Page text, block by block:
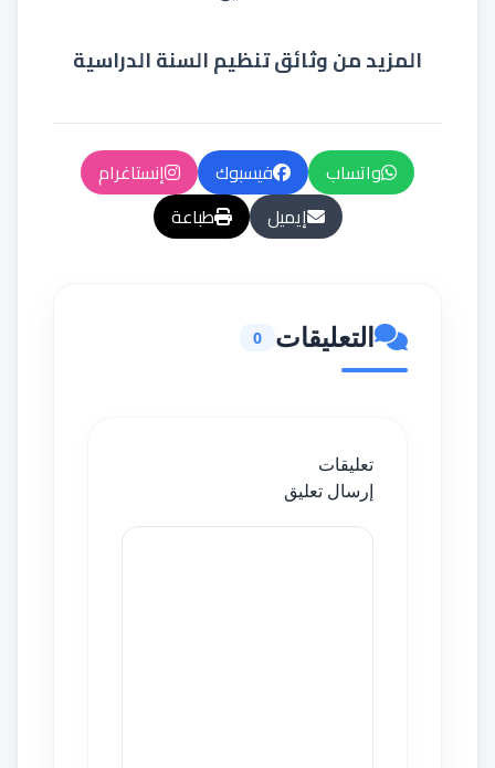
المزيد من وثائق تنظيم السنة الدراسية
واتساب فيسبوك
إنستاغرام
إيميل
طباعة
التعليقات 0
تعليقات
إرسال تعليق